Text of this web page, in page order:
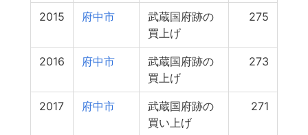
2015 府中市
武蔵国府跡の
買上げ
275
2016 府中市
武蔵国府跡の
買上げ
273
2017 府中市
武蔵国府跡の
買い上げ
271